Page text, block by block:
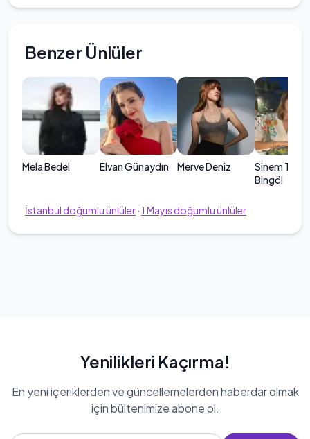
Benzer Ünlüler
Mela Bedel Elvan Günaydın Merve Deniz
Sinem Türkü
Bingöl
İstanbul doğumlu ünlüler· 1 Mayıs doğumlu ünlüler
Yenilikleri Kaçırma!
En yeni içeriklerden ve güncellemelerden haberdar olmak
için bültenimize abone ol.